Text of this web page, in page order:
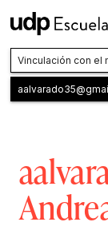
Vinculación con el medio y